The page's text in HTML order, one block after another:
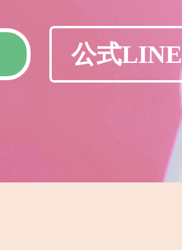
公式LINE